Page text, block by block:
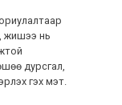
жишээ нь
дурсгал,
гэх мэт.